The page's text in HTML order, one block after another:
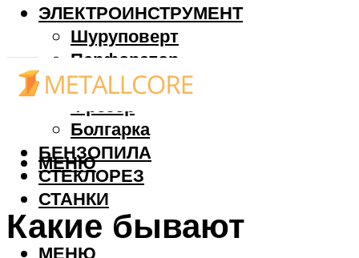
ЭЛЕКТРОИНСТРУМЕНТ
Шуруповерт
Перфоратор
Дрель
Фрезер
Болгарка
БЕНЗОПИЛА
СТЕКЛОРЕЗ
СТАНКИ
МЕНЮ
МЕНЮ
Какие бывают